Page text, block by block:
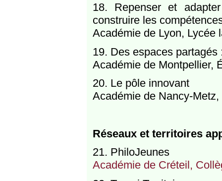
18. Repenser et
construire les
Académie de Lyon, Lycée
19. Des espaces partagés
Académie de Montpellier,
20. Le pôle innovant
Académie de Nancy-
Réseaux et territoires
21. PhiloJeunes
Académie de Créteil,